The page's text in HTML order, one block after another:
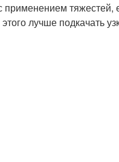
тяжестей,
лучше подкачать